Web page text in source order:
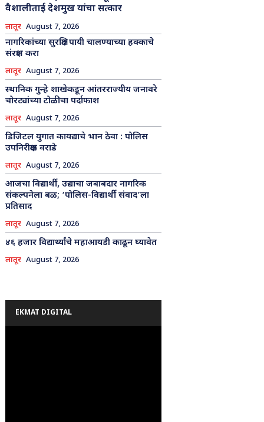
वैशालीताई देशमुख यांचा सत्कार
लातूर August 7, 2026
नागरिकांच्या सुरक्षित पायी चालण्याच्या हक्काचे
संरक्षण करा
लातूर August 7, 2026
स्थानिक गुन्हे शाखेकडून आंतरराज्यीय जनावरे
चोरट्यांच्या टोळीचा पर्दाफाश
लातूर August 7, 2026
डिजिटल युगात कायद्याचे भान ठेवा : पोलिस
उपनिरीक्षक वराडे
लातूर August 7, 2026
आजचा विद्यार्थी, उद्याचा जबाबदार नागरिक
संकल्पनेला बळ; ‘पोलिस-विद्यार्थी संवाद’ला
प्रतिसाद
लातूर August 7, 2026
४६ हजार विद्यार्थ्यांचे महाआयडी काढून घ्यावेत
लातूर August 7, 2026
EKMAT DIGITAL